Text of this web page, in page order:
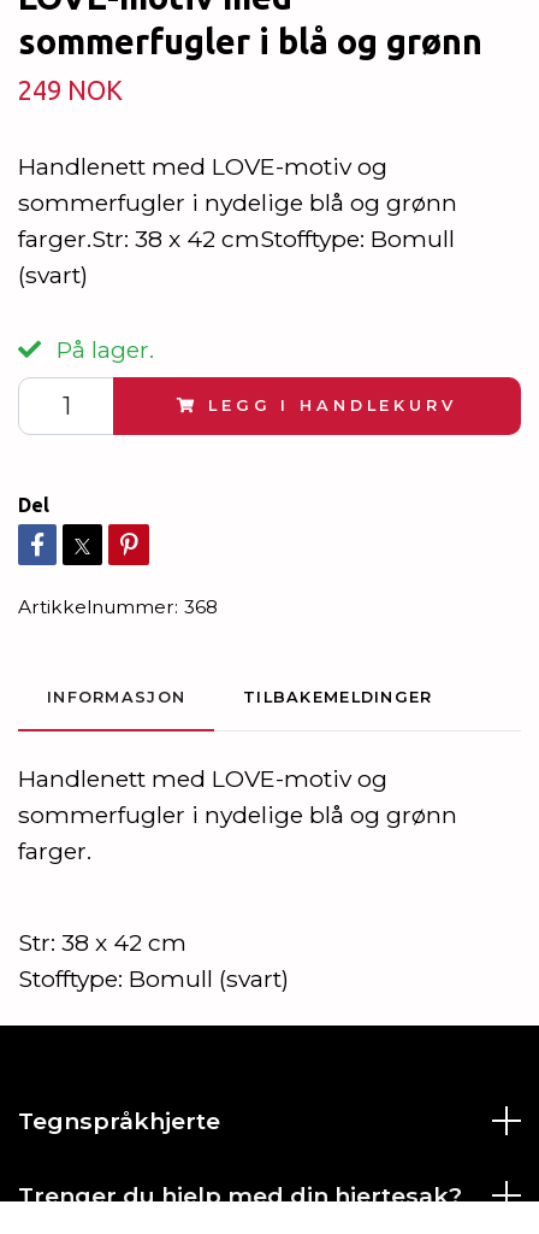
sommerfugler i blå og grønn
249 NOK
Handlenett med LOVE-motiv og
sommerfugler i nydelige blå og grønn
farger.Str: 38 x 42 cmStofftype: Bomull
(svart)
På lager.
LEGG I HANDLEKURV
Del
Artikkelnummer: 368
INFORMASJON TILBAKEMELDINGER
Handlenett med LOVE-motiv og
sommerfugler i nydelige blå og grønn
farger.
Str: 38 x 42 cm
Stofftype: Bomull (svart)
Tegnspråkhjerte
Trenger du hjelp med din hjertesak?